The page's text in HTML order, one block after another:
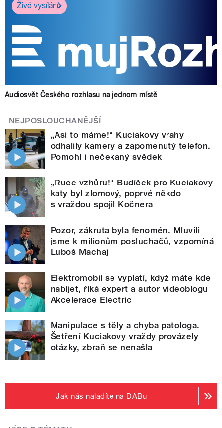
Živé vysílání
Audiosvět Českého rozhlasu na jednom místě
NEJPOSLOUCHANĚJŠÍ
„Asi to máme!“ Kuciakovy vrahy
odhalily kamery a zapomenutý telefon.
Pomohl i nečekaný svědek
„Ruce vzhůru!“ Budíček pro Kuciakovy
katy byl zlomový, poprvé někdo
s vraždou spojil Kočnera
Pozor, zákruta byla fenomén. Mluvili
jsme k milionům posluchačů, vzpomíná
Luboš Machaj
Elektromobil se vyplatí, když máte kde
nabíjet, říká expert a autor videoblogu
Akcelerace Electric
Manipulace s těly a chyba patologa.
Šetření Kuciakovy vraždy provázely
otázky, zbraň se nenašla
Jak nás naladíte na DABu